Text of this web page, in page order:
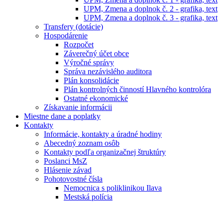
UPM, Zmena a doplnok č. 2 - grafika, text
UPM, Zmena a doplnok č. 3 - grafika, text
Transfery (dotácie)
Hospodárenie
Rozpočet
Záverečný účet obce
Výročné správy
Správa nezávislého auditora
Plán konsolidácie
Plán kontrolných činností Hlavného kontrolóra
Ostatné ekonomické
Získavanie informácii
Miestne dane a poplatky
Kontakty
Informácie, kontakty a úradné hodiny
Abecedný zoznam osôb
Kontakty podľa organizačnej štruktúry
Poslanci MsZ
Hlásenie závad
Pohotovostné čísla
Nemocnica s poliklinikou Ilava
Mestská polícia